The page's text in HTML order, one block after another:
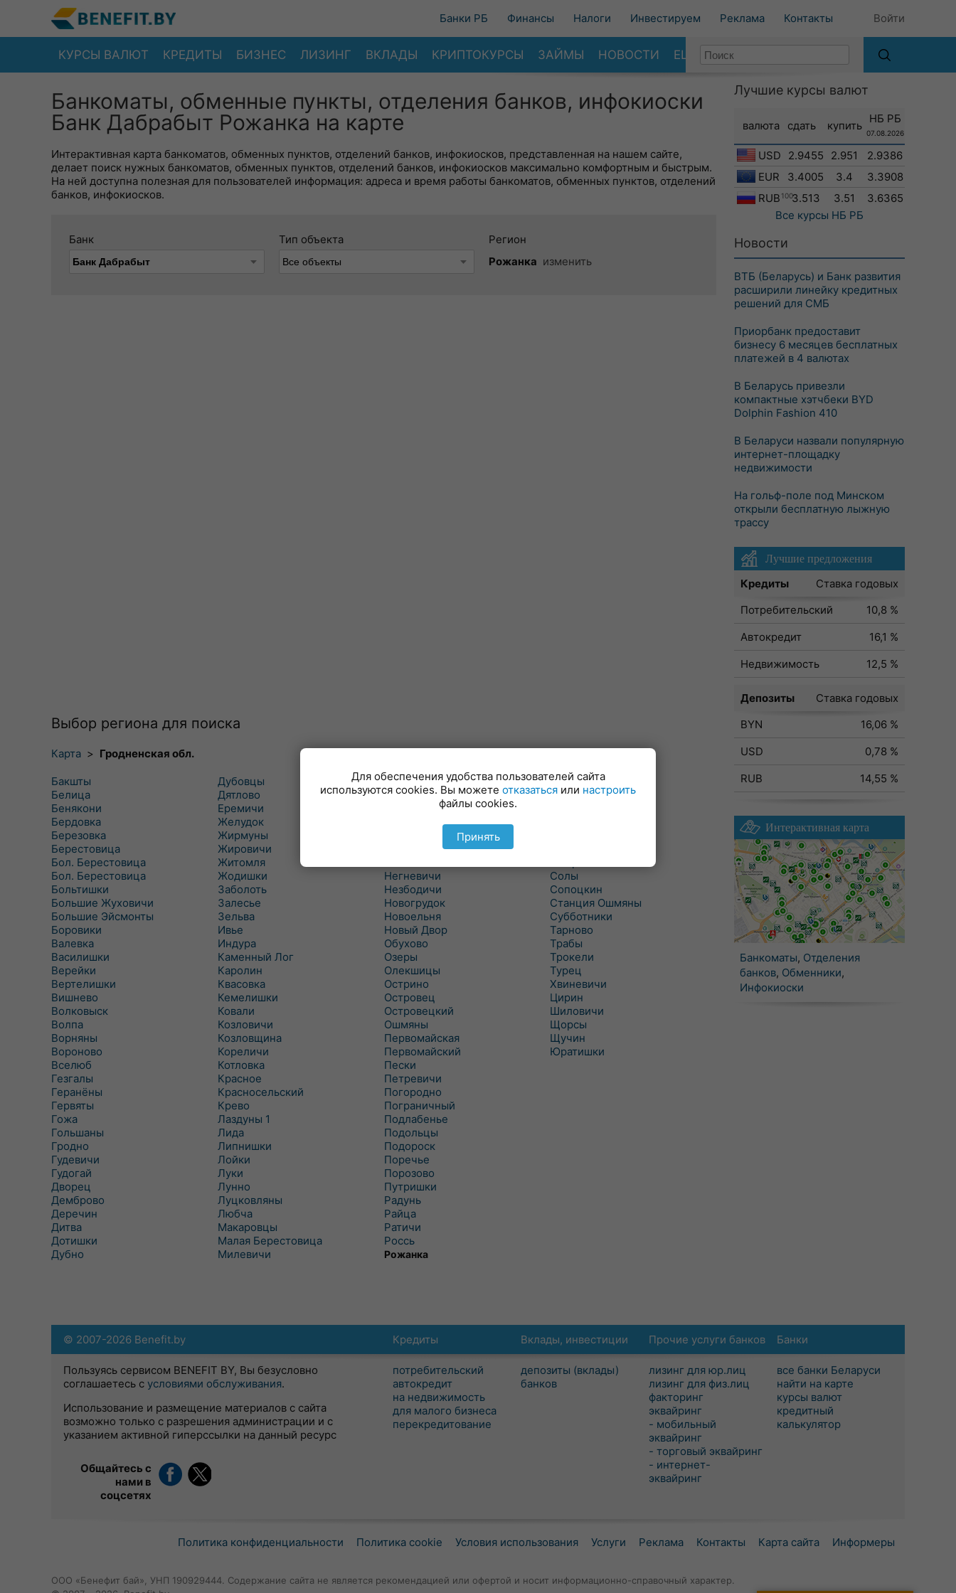
Банки РБ Финансы Налоги Инвестируем Реклама Контакты Войти
КУРСЫ ВАЛЮТ КРЕДИТЫ БИЗНЕС ЛИЗИНГ ВКЛАДЫ КРИПТОКУРСЫ ЗАЙМЫ НОВОСТИ ЕЩЕ
Банкоматы, обменные пункты, отделения банков, инфокиоски
Банк Дабрабыт Рожанка на карте
Интерактивная карта банкоматов, обменных пунктов, отделений банков, инфокиосков, представленная на нашем сайте,
делает поиск нужных банкоматов, обменных пунктов, отделений банков, инфокиосков максимально комфортным и быстрым.
На ней доступна полезная для пользователей информация: адреса и время работы банкоматов, обменных пунктов, отделений
банков, инфокиосков.
Банк Тип объекта
Регион
Рожанка изменить
Выбор региона для поиска
Карта > Гродненская обл.
Бакшты
Белица
Бенякони
Бердовка
Березовка
Берестовица
Бол. Берестовица
Бол. Берестовица
Больтишки
Большие Жуховичи
Большие Эйсмонты
Боровики
Валевка
Василишки
Верейки
Вертелишки
Вишнево
Волковыск
Волпа
Ворняны
Вороново
Вселюб
Гезгалы
Геранёны
Гервяты
Гожа
Гольшаны
Гродно
Гудевичи
Гудогай
Дворец
Демброво
Деречин
Дитва
Дотишки
Дубно
Дубовцы
Дятлово
Еремичи
Желудок
Жирмуны
Жировичи
Житомля
Жодишки
Заболоть
Залесье
Зельва
Ивье
Индура
Каменный Лог
Каролин
Квасовка
Кемелишки
Ковали
Козловичи
Козловщина
Кореличи
Котловка
Красное
Красносельский
Крево
Лаздуны 1
Лида
Липнишки
Лойки
Луки
Лунно
Луцковляны
Любча
Макаровцы
Малая Берестовица
Милевичи
Минойты
Мир
Михалишки
Можейково
Мосты Правые
Негневичи
Незбодичи
Новогрудок
Новоельня
Новый Двор
Обухово
Озеры
Олекшицы
Острино
Островец
Островецкий
Ошмяны
Первомайская
Первомайский
Пески
Петревичи
Погородно
Пограничный
Подлабенье
Подольцы
Подороск
Поречье
Порозово
Путришки
Радунь
Райца
Ратичи
Роcсь
Рожанка
Россь
Свислочь
Солы
Сопоцкин
Станция Ошмяны
Субботники
Тарново
Трабы
Трокели
Турец
Хвиневичи
Цирин
Шиловичи
Щорсы
Щучин
Юратишки
Лучшие курсы валют
валюта сдать купить
НБ РБ
07.08.2026
USD 2.9455 2.951
2.9386
EUR
3.4005 3.4
3.3908
RUB 1003.513 3.51
3.6365
Все курсы НБ РБ
Новости
ВТБ (Беларусь) и Банк развития
расширили линейку кредитных
решений для СМБ
Приорбанк предоставит
бизнесу 6 месяцев бесплатных
платежей в 4 валютах
В Беларусь привезли
компактные хэтчбеки BYD
Dolphin Fashion 410
В Беларуси назвали популярную
интернет-площадку
недвижимости
На гольф-поле под Минском
открыли бесплатную лыжную
трассу
Лучшие предложения
Кредиты
Ставка годовых
Потребительский
10,8 %
Автокредит
16,1 %
Недвижимость
12,5 %
Депозиты
Ставка годовых
BYN
16,06 %
USD
0,78 %
RUB
14,55 %
Интерактивная карта
Банкоматы, Отделения
банков, Обменники,
Инфокиоски
Кредиты
потребительский
автокредит
на недвижимость
для малого бизнеса
перекредитование
Вклады, инвестиции
депозиты (вклады)
банков
Прочие услуги банков
лизинг для юр.лиц
лизинг для физ.лиц
факторинг
эквайринг
- мобильный
эквайринг
- торговый эквайринг
- интернет-
эквайринг
Банки
все банки Беларуси
найти на карте
курсы валют
кредитный
калькулятор
© 2007-2026 Benefit.by
Пользуясь сервисом BENEFIT BY, Вы безусловно
соглашаетесь с условиями обслуживания.
Использование и размещение материалов с сайта
возможно только с разрешения администрации и с
указанием активной гиперссылки на данный ресурс
Общайтесь с
нами в
соцсетях
Политика конфиденциальности Политика cookie Условия использования Услуги Реклама Контакты Карта сайта Информеры
ООО «Бенефит бай», УНП 190929444. Содержание сайта не является рекомендацией или офертой и носит информационно-справочный характер.
Для обеспечения удобства пользователей сайта
используются cookies. Вы можете отказаться или настроить
файлы cookies.
Принять